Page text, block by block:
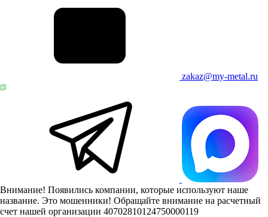
zakaz@my-metal.ru
Внимание! Появились компании, которые используют наше
название. Это мошенники! Обращайте внимание на расчетный
счет нашей организации 40702810124750000119